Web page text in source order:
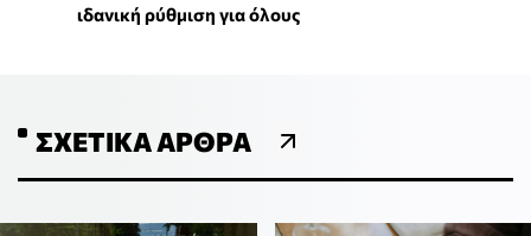
ιδανική ρύθμιση για όλους
ΣΧΕΤΙΚΆ ΆΡΘΡΑ